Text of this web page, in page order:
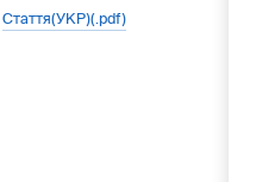
Стаття(УКР)(.pdf)